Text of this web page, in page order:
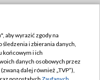
TVP
aby wyrazić zgody na
i zbierania danych,
końcowym i ich
danych osobowych przez
dalej również „TVP”),